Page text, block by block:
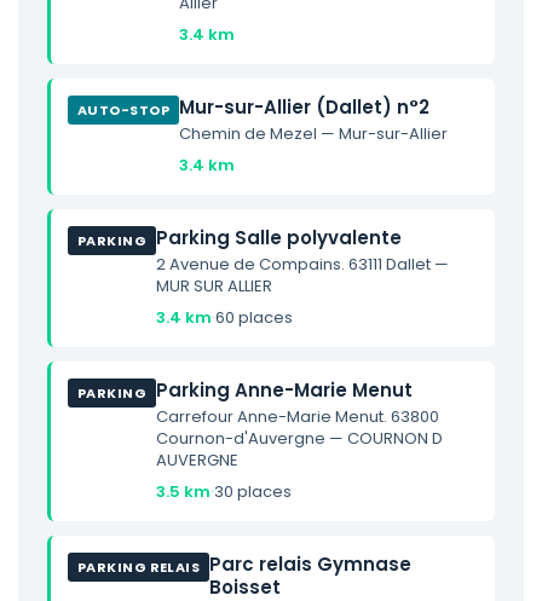
3.4 km
AUTO-STOP Mur-sur-Allier (Dallet) n°2
Chemin de Mezel — Mur-sur-Allier
3.4 km
PARKING Parking Salle polyvalente
2 Avenue de Compains. 63111 Dallet —
MUR SUR ALLIER
3.4 km·60 places
PARKING Parking Anne-Marie Menut
Carrefour Anne-Marie Menut. 63800
Cournon-d'Auvergne — COURNON D
AUVERGNE
3.5 km·30 places
PARKING RELAIS Parc relais Gymnase
Boisset